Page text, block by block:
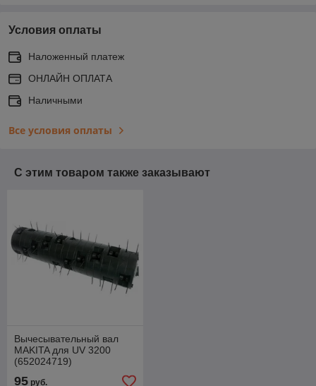
Условия оплаты
Наложенный платеж
ОНЛАЙН ОПЛАТА
Наличными
Все условия оплаты
С этим товаром также заказывают
Вычесывательный вал
MAKITA для UV 3200
(652024719)
95 руб.